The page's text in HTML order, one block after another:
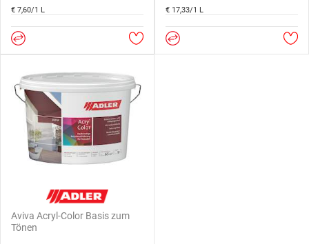
€ 7,60/1 L € 17,33/1 L
Aviva Acryl-Color Basis zum
Tönen